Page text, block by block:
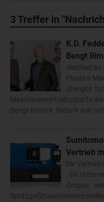
3 Treffer in
K.D.
Bengt
Wechsel an
Plastics
übergibt
Maschinenvertriebssparte
Bengt Rimark. Rimark war
Vertrieb
Die
, ein
Gruppe ,